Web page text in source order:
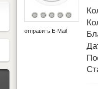
отправить E-Mail